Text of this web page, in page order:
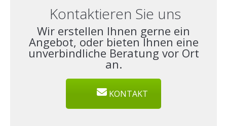
Kontaktieren Sie uns
Wir erstellen Ihnen gerne ein
Angebot, oder bieten Ihnen eine
unverbindliche Beratung vor Ort
an.
KONTAKT